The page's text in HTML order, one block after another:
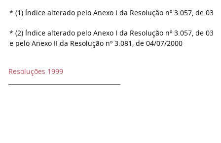
* (1) Índice alterado pelo Anexo I da Resolução nº 3.057, de 03/
* (2) Índice alterado pelo Anexo I da Resolução nº 3.057, de 03/
e pelo Anexo II da Resolução nº 3.081, de 04/07/2000
Resoluções 1999